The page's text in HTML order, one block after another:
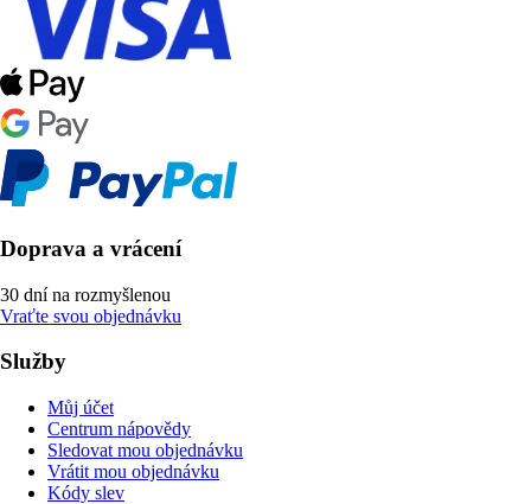
Doprava a vrácení
30 dní na rozmyšlenou
Vraťte svou objednávku
Služby
Můj účet
Centrum nápovědy
Sledovat mou objednávku
Vrátit mou objednávku
Kódy slev